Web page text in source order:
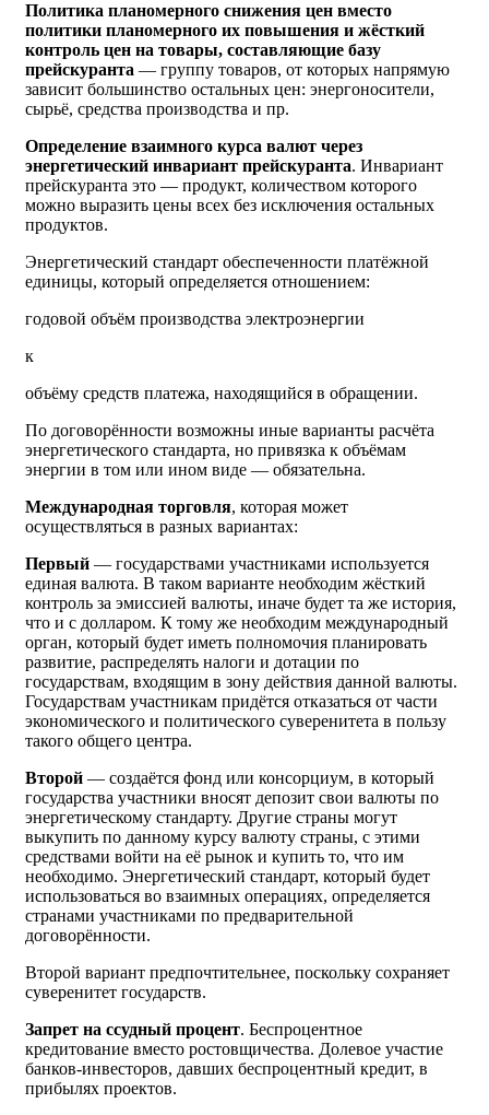
Политика планомерного снижения цен вместо
политики планомерного их повышения и жёсткий
контроль цен на товары, составляющие базу
прейскуранта — группу товаров, от которых напрямую
зависит большинство остальных цен: энергоносители,
сырьё, средства производства и пр.
Определение взаимного курса валют через
энергетический инвариант прейскуранта. Инвариант
прейскуранта это — продукт, количеством которого
можно выразить цены всех без исключения остальных
продуктов.
Энергетический стандарт обеспеченности платёжной
единицы, который определяется отношением:
годовой объём производства электроэнергии
к
объёму средств платежа, находящийся в обращении.
По договорённости возможны иные варианты расчёта
энергетического стандарта, но привязка к объёмам
энергии в том или ином виде — обязательна.
Международная торговля, которая может
осуществляться в разных вариантах:
Первый — государствами участниками используется
единая валюта. В таком варианте необходим жёсткий
контроль за эмиссией валюты, иначе будет та же история,
что и с долларом. К тому же необходим международный
орган, который будет иметь полномочия планировать
развитие, распределять налоги и дотации по
государствам, входящим в зону действия данной валюты.
Государствам участникам придётся отказаться от части
экономического и политического суверенитета в пользу
такого общего центра.
Второй — создаётся фонд или консорциум, в который
государства участники вносят депозит свои валюты по
энергетическому стандарту. Другие страны могут
выкупить по данному курсу валюту страны, с этими
средствами войти на её рынок и купить то, что им
необходимо. Энергетический стандарт, который будет
использоваться во взаимных операциях, определяется
странами участниками по предварительной
договорённости.
Второй вариант предпочтительнее, поскольку сохраняет
суверенитет государств.
Запрет на ссудный процент. Беспроцентное
кредитование вместо ростовщичества. Долевое участие
банков-инвесторов, давших беспроцентный кредит, в
прибылях проектов.